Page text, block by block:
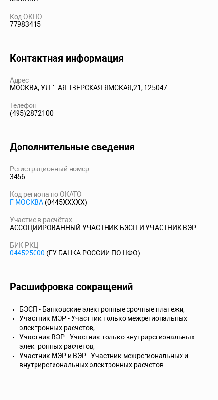
Код ОКПО
77983415
Контактная информация
Адрес
МОСКВА, УЛ.1-АЯ ТВЕРСКАЯ-ЯМСКАЯ,21, 125047
Телефон
(495)2872100
Дополнительные сведения
Регистрационный номер
3456
Код региона по ОКАТО
Г МОСКВА (0445XXXXX)
Участие в расчётах
АССОЦИИРОВАННЫЙ УЧАСТНИК БЭСП И УЧАСТНИК ВЭР
БИК РКЦ
044525000 (ГУ БАНКА РОССИИ ПО ЦФО)
Расшифровка сокращений
БЭСП - Банковские электронные срочные платежи,
Участник МЭР - Участник только межрегиональных
электронных расчетов,
Участник ВЭР - Участник только внутрирегиональных
электронных расчетов,
Участник МЭР и ВЭР - Участник межрегиональных и
внутрирегиональных электронных расчетов.